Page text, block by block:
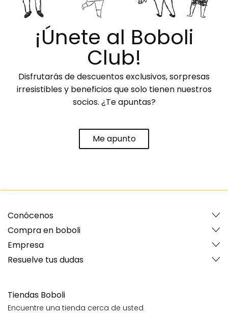
¡Únete al Boboli
Club!
Disfrutarás de descuentos exclusivos, sorpresas
irresistibles y beneficios que solo tienen nuestros
socios. ¿Te apuntas?
Me apunto
Conócenos
Compra en boboli
Empresa
Resuelve tus dudas
Tiendas Boboli
Encuentre una tienda cerca de usted